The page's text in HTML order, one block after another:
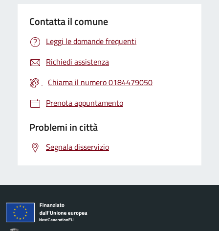
Contatta il comune
Leggi le domande frequenti
Richiedi assistenza
Chiama il numero 0184479050
Prenota appuntamento
Problemi in città
Segnala disservizio